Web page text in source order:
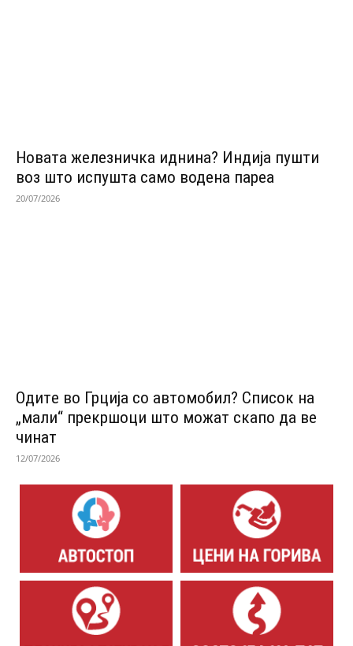
Новата железничка иднина? Индија пушти
воз што испушта само водена пареа
20/07/2026
Одитe во Грција со автомобил? Список на
„мали“ прекршоци што можат скапо да ве
чинат
12/07/2026